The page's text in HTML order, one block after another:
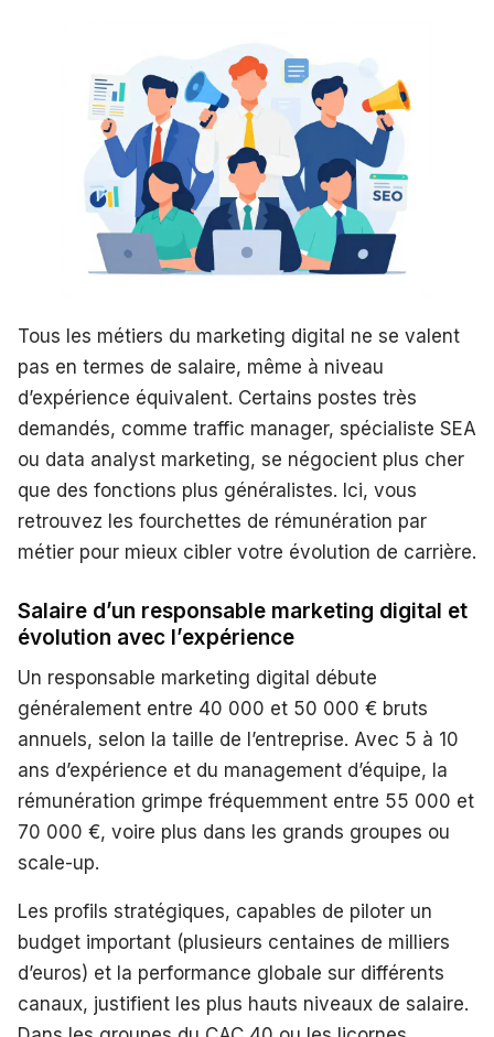
Tous les métiers du marketing digital ne se valent
pas en termes de salaire, même à niveau
d’expérience équivalent. Certains postes très
demandés, comme traffic manager, spécialiste SEA
ou data analyst marketing, se négocient plus cher
que des fonctions plus généralistes. Ici, vous
retrouvez les fourchettes de rémunération par
métier pour mieux cibler votre évolution de carrière.
Salaire d’un responsable marketing digital et
évolution avec l’expérience
Un responsable marketing digital débute
généralement entre 40 000 et 50 000 € bruts
annuels, selon la taille de l’entreprise. Avec 5 à 10
ans d’expérience et du management d’équipe, la
rémunération grimpe fréquemment entre 55 000 et
70 000 €, voire plus dans les grands groupes ou
scale-up.
Les profils stratégiques, capables de piloter un
budget important (plusieurs centaines de milliers
d’euros) et la performance globale sur différents
canaux, justifient les plus hauts niveaux de salaire.